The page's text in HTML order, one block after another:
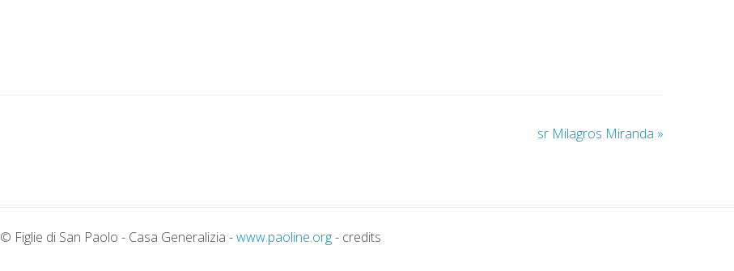
sr Milagros Miranda »
© Figlie di San Paolo - Casa Generalizia -www.paoline.org- credits